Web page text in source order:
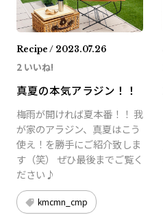
Recipe / 2023.07.26
2 いいね!
真夏の本気アラジン！！
梅雨が開ければ夏本番！！ 我
が家のアラジン、真夏はこう
使え！を勝手にご紹介致しま
す（笑） ぜひ最後までご覧く
ださい♪
kmcmn_cmp